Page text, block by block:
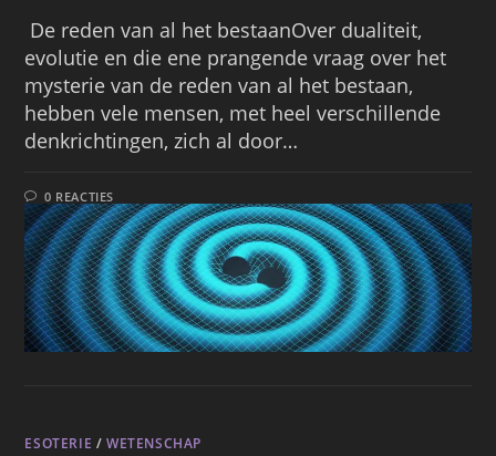
De reden van al het bestaanOver dualiteit,
evolutie en die ene prangende vraag over het
mysterie van de reden van al het bestaan,
hebben vele mensen, met heel verschillende
denkrichtingen, zich al door…
0 REACTIES
ESOTERIE /WETENSCHAP